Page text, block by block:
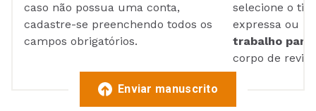
caso não possua uma conta,
cadastre-se preenchendo todos os
campos obrigatórios.
selecione o
expressa ou
trabalho para
corpo de
Enviar manuscrito